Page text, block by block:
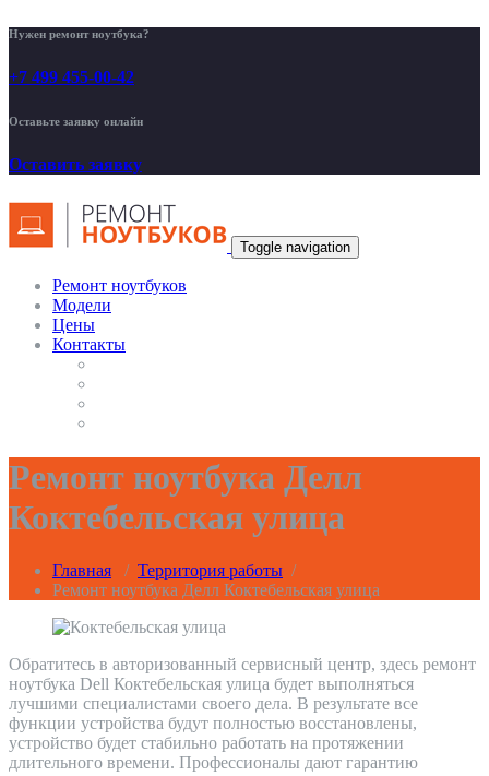
Нужен ремонт ноутбука?
+7 499 455-00-42
Оставьте заявку онлайн
Оставить заявку
Toggle navigation
Ремонт ноутбуков
Модели
Цены
Контакты
Ремонт ноутбука Делл
Коктебельская улица
Главная / Территория работы /
Ремонт ноутбука Делл Коктебельская улица
Обратитесь в авторизованный сервисный центр, здесь ремонт
ноутбука Dell Коктебельская улица будет выполняться
лучшими специалистами своего дела. В результате все
функции устройства будут полностью восстановлены,
устройство будет стабильно работать на протяжении
длительного времени. Профессионалы дают гарантию